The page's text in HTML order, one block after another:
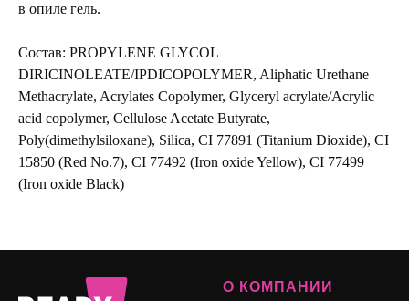
в опиле гель.
Состав: PROPYLENE GLYCOL
DIRICINOLEATE/IPDICOPOLYMER, Aliphatic Urethane
Methacrylate, Acrylates Copolymer, Glyceryl acrylate/Acrylic
acid copolymer, Cellulose Acetate Butyrate,
Poly(dimethylsiloxane), Silica, CI 77891 (Titanium Dioxide), CI
15850 (Red No.7), CI 77492 (Iron oxide Yellow), CI 77499
(Iron oxide Black)
О КОМПАНИИ